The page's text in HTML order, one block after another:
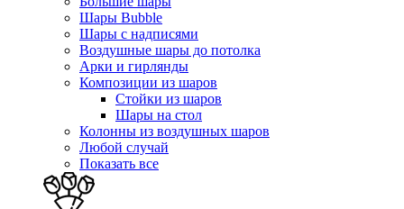
Шары Bubble
Шары с надписями
Воздушные шары до потолка
Арки и гирлянды
Композиции из шаров
Стойки из шаров
Шары на стол
Колонны из воздушных шаров
Любой случай
Показать все